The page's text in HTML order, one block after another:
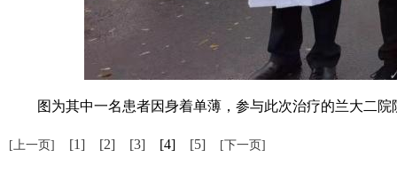
图为其中一名患者因身着单薄，参与此次治疗的兰大二院
[上一页] [1] [2] [3] [4] [5] [下一页]